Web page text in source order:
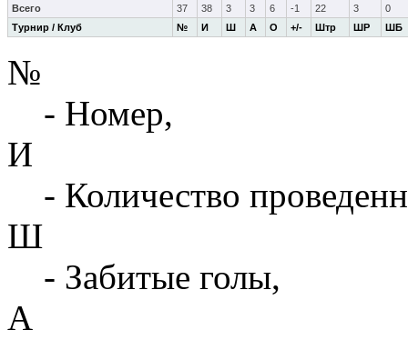
Турнир / Клуб № И Ш А О +/- Штр ШР ШБ
Всего
37 38 3 3 6 -1 22 3 0
№
- Номер,
И
- Количество
Ш
- Забитые голы,
А